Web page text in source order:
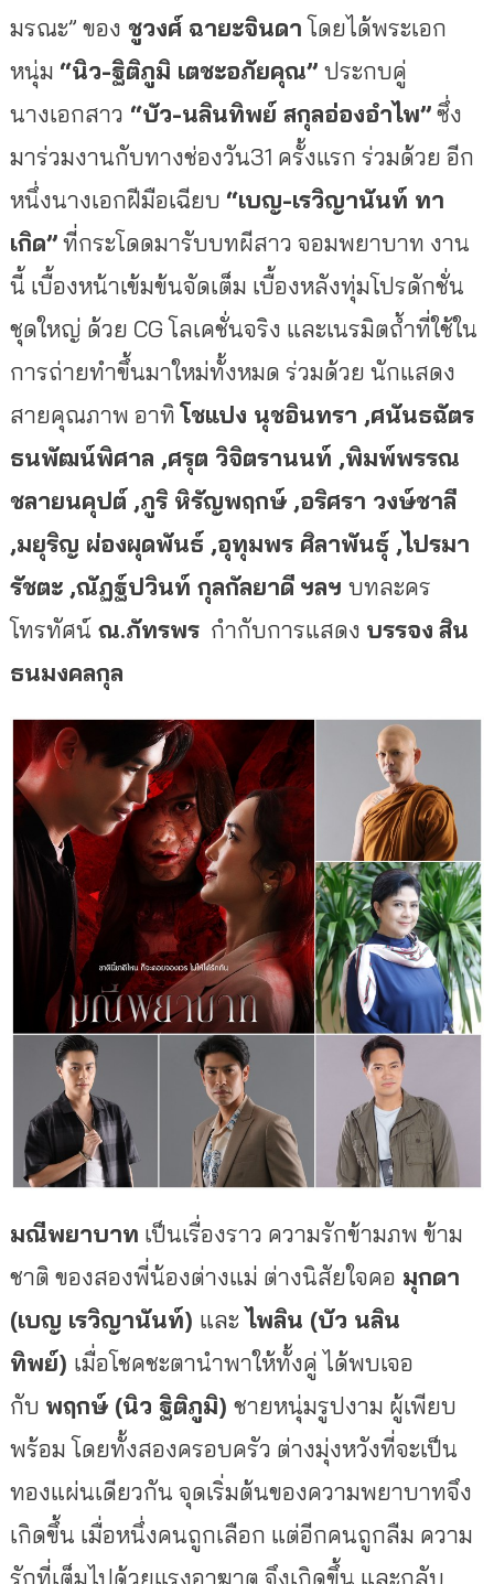
มรณะ” ของ ชูวงศ์ ฉายะจินดาโดยได้พระเอก
หนุ่ม “นิว-ฐิติภูมิ เตชะอภัยคุณ” ประกบคู่
นางเอกสาว “บัว-นลินทิพย์ สกุลอ่องอำไพ”ซึ่ง
มาร่วมงานกับทางช่องวัน31 ครั้งแรก ร่วมด้วย อีก
หนึ่งนางเอกฝีมือเฉียบ “เบญ-เรวิญานันท์ ทา
เกิด”ที่กระโดดมารับบทผีสาว จอมพยาบาท งาน
นี้ เบื้องหน้าเข้มข้นจัดเต็ม เบื้องหลังทุ่มโปรดักชั่น
ชุดใหญ่ ด้วย CG โลเคชั่นจริง และเนรมิตถ้ำที่ใช้ใน
การถ่ายทำขึ้นมาใหม่ทั้งหมด ร่วมด้วย นักแสดง
สายคุณภาพ อาทิโชแปง นุชอินทรา ,ศนันธฉัตร
ธนพัฒน์พิศาล ,ศรุต วิจิตรานนท์ ,พิมพ์พรรณ
ชลายนคุปต์ ,ภูริ หิรัญพฤกษ์ ,อริศรา วงษ์ชาลี
,มยุริญ ผ่องผุดพันธ์ ,อุทุมพร ศิลาพันธุ์ ,ไปรมา
รัชตะ ,ณัฏฐ์ปวินท์ กุลกัลยาดี ฯลฯ บทละคร
โทรทัศน์ ณ.ภัทรพรกำกับการแสดง บรรจง สิน
ธนมงคลกุล
มณีพยาบาท เป็นเรื่องราว ความรักข้ามภพ ข้าม
ชาติ ของสองพี่น้องต่างแม่ ต่างนิสัยใจคอ มุกดา
(เบญ เรวิญานันท์) และไพลิน (บัว นลิน
ทิพย์) เมื่อโชคชะตานำพาให้ทั้งคู่ ได้พบเจอ
กับ พฤกษ์ (นิว ฐิติภูมิ) ชายหนุ่มรูปงาม ผู้เพียบ
พร้อม โดยทั้งสองครอบครัว ต่างมุ่งหวังที่จะเป็น
ทองแผ่นเดียวกัน จุดเริ่มต้นของความพยาบาทจึง
เกิดขึ้น เมื่อหนึ่งคนถูกเลือก แต่อีกคนถูกลืม ความ
รักที่เต็มไปด้วยแรงอาฆาต จึงเกิดขึ้น และกลับ